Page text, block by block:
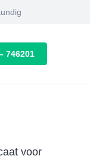
746201
voor